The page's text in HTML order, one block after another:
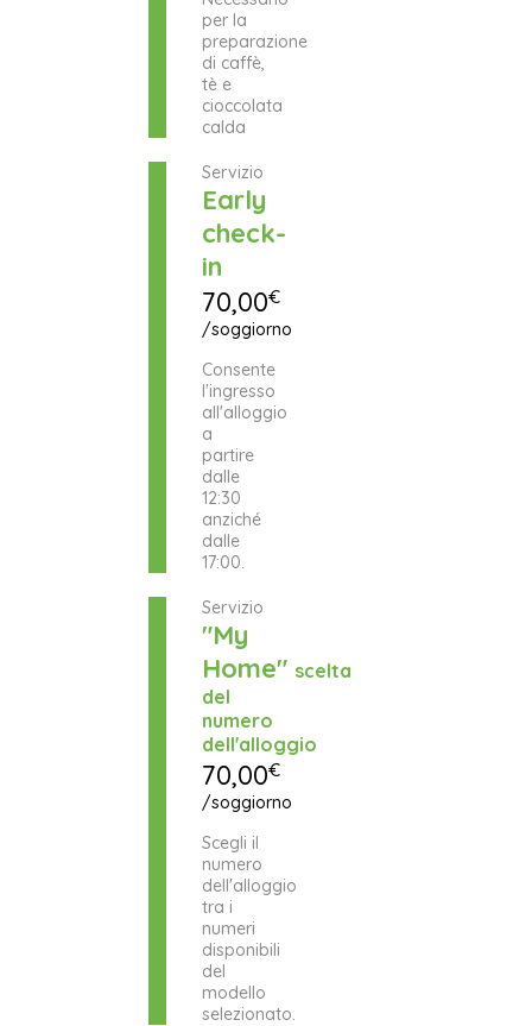
per la
preparazione
di caffè,
tè e
cioccolata
calda
Servizio
Early
check-
in
70,00€
/soggiorno
Consente
l'ingresso
all'alloggio
a
partire
dalle
12:30
anziché
dalle
17:00.
Servizio
"My
Home" scelta
del
numero
dell'alloggio
70,00€
/soggiorno
Scegli il
numero
dell'alloggio
tra i
numeri
disponibili
del
modello
selezionato.